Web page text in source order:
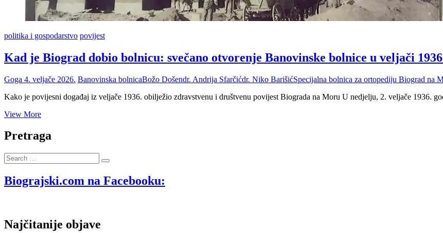
politika i gospodarstvo povijest
Kad je Biograd dobio bolnicu: svečano otvorenje Banovinske bolnice u veljači
Goga 4. veljače 2026. Banovinska bolnicaBožo Došendr. Andrija Sfarčićdr. Niko BarišićSpecijalna bolnica za ortopediju Biograd na
Kako je povijesni događaj iz veljače 1936. obilježio zdravstvenu i društvenu povijest Biograda na Moru U nedjelju, 2. veljače 1936.
View MoreKad
Biograd
dobio
Banovinske
bolnice
godine
Pretraga
Search
…
Biograjski.com na Facebooku:
Najčitanije objave